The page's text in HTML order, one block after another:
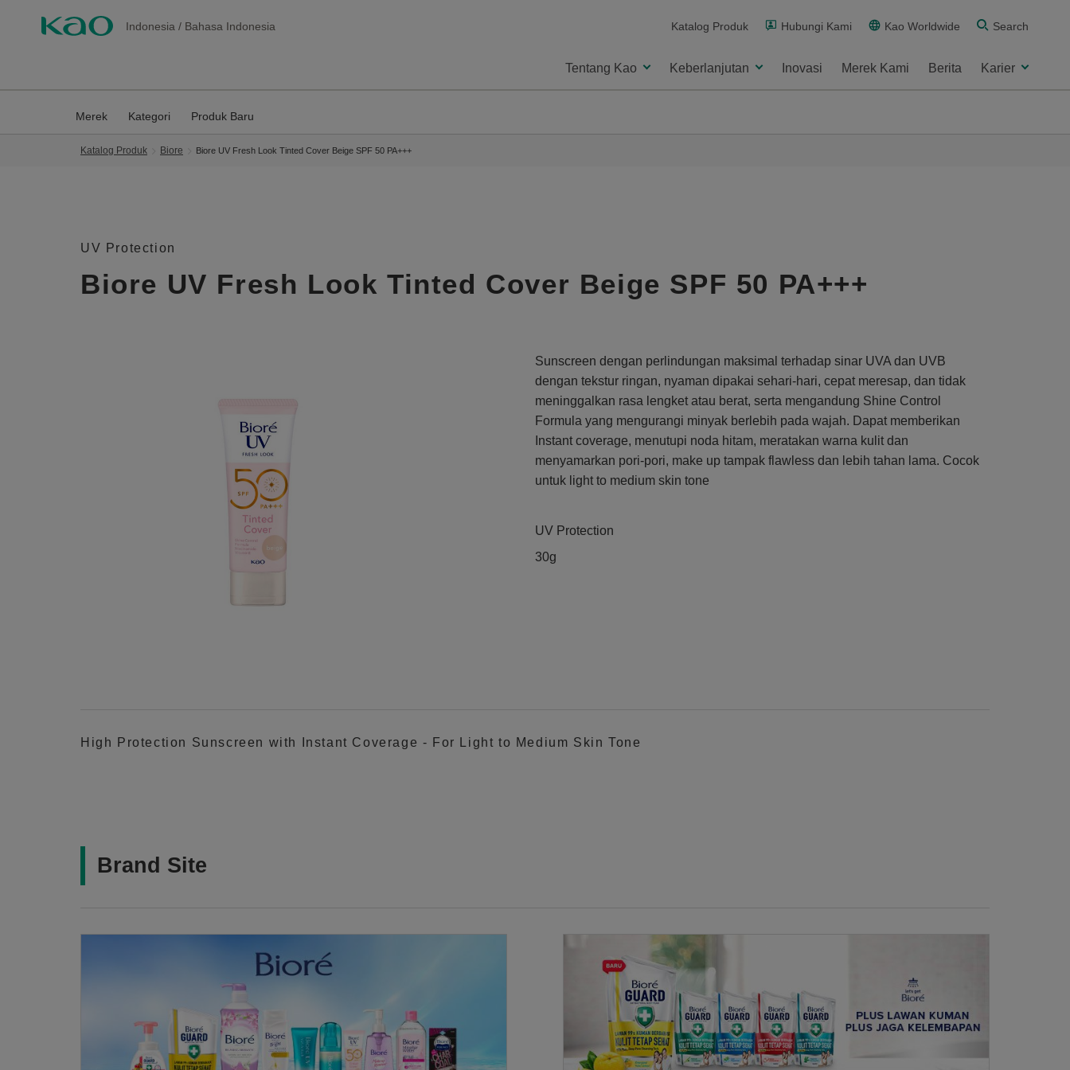
Indonesia / Bahasa Indonesia Katalog Produk Hubungi Kami Kao Worldwide Search
Tentang Kao Keberlanjutan Inovasi Merek Kami Berita Karier
Merek Kategori Produk Baru
Katalog Produk Biore Biore UV Fresh Look Tinted Cover Beige SPF 50 PA+++
UV Protection
Biore UV Fresh Look Tinted Cover Beige SPF 50 PA+++
Sunscreen dengan perlindungan maksimal terhadap sinar UVA dan UVB
dengan tekstur ringan, nyaman dipakai sehari-hari, cepat meresap, dan tidak
meninggalkan rasa lengket atau berat, serta mengandung Shine Control
Formula yang mengurangi minyak berlebih pada wajah. Dapat memberikan
Instant coverage, menutupi noda hitam, meratakan warna kulit dan
menyamarkan pori-pori, make up tampak flawless dan lebih tahan lama. Cocok
untuk light to medium skin tone
UV Protection
30g
High Protection Sunscreen with Instant Coverage - For Light to Medium Skin Tone
Brand Site